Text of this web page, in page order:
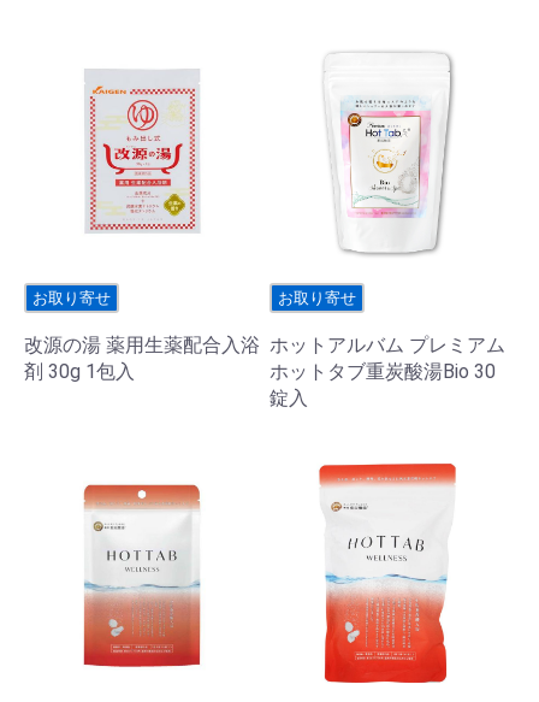
お取り寄せ
改源の湯 薬用生薬配合入浴
剤 30g 1包入
お取り寄せ
ホットアルバム プレミアム
ホットタブ重炭酸湯Bio 30
錠入